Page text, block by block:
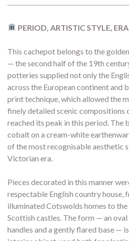
PERIOD, ARTISTIC STYLE, ERA
This cachepot belongs to the
— the second half of the 19th
potteries supplied not only the
across the European continent and
print technique, which allowed the
finely detailed scenic compositions
reached its peak in this period. The
cobalt on a cream-white
of the most recognisable aesthetic
Victorian era.
Pieces decorated in this manner
respectable English country house,
illuminated Cotswolds homes to
Scottish castles. The form — an
handles and a gently flared base —